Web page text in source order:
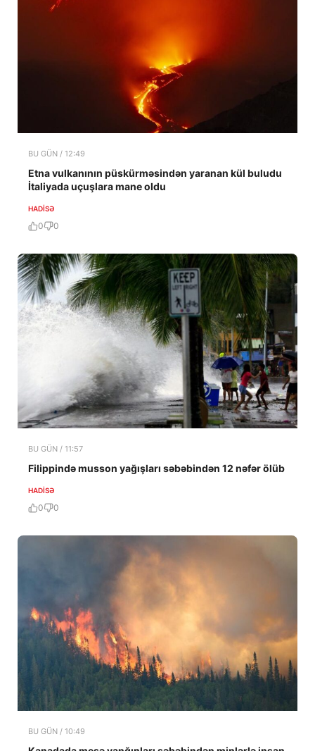
BU GÜN / 12:49
Etna vulkanının püskürməsindən yaranan kül buludu
İtaliyada uçuşlara mane oldu
HADISƏ
0 0
BU GÜN / 11:57
Filippində musson yağışları səbəbindən 12 nəfər ölüb
HADISƏ
0 0
BU GÜN / 10:49